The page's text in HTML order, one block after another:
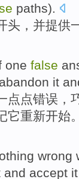
paths).
头 ， 并提供
one false
abandon it
点点错误 ，
它重新开始
wrong
and accept